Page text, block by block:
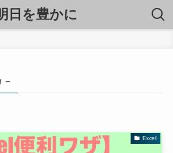
日を豊かに
–
Excel